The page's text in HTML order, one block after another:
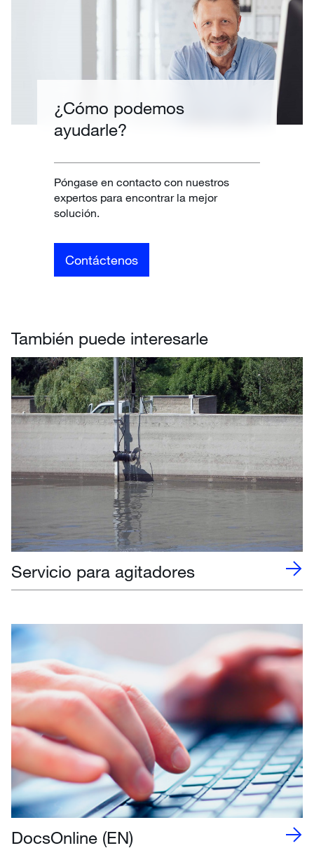
¿Cómo podemos
ayudarle?
Póngase en contacto con nuestros
expertos para encontrar la mejor
solución.
Contáctenos
También puede interesarle
Servicio para agitadores
DocsOnline (EN)